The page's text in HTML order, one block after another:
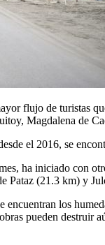
flujo de turistas
Magdalena de
el 2016, se
ha iniciado con
(21.3 km) y
encuentran los
pueden destruir